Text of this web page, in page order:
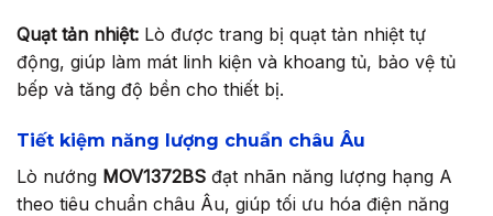
Quạt tản nhiệt: Lò được trang bị quạt tản nhiệt tự
động, giúp làm mát linh kiện và khoang tủ, bảo vệ tủ
bếp và tăng độ bền cho thiết bị.
Tiết kiệm năng lượng chuẩn châu Âu
Lò nướng MOV1372BS đạt nhãn năng lượng hạng A
theo tiêu chuẩn châu Âu, giúp tối ưu hóa điện năng